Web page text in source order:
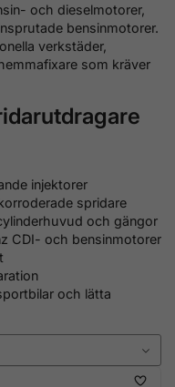
och dieselmotorer,
bensinmotorer.
verkstäder,
som kräver
injektorer
spridare
och gängor
CDI- och bensinmotorer
och lätta